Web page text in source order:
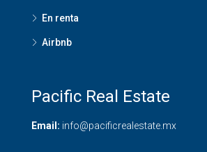
En renta
Airbnb
Pacific Real Estate
Email: info@pacificrealestate.mx